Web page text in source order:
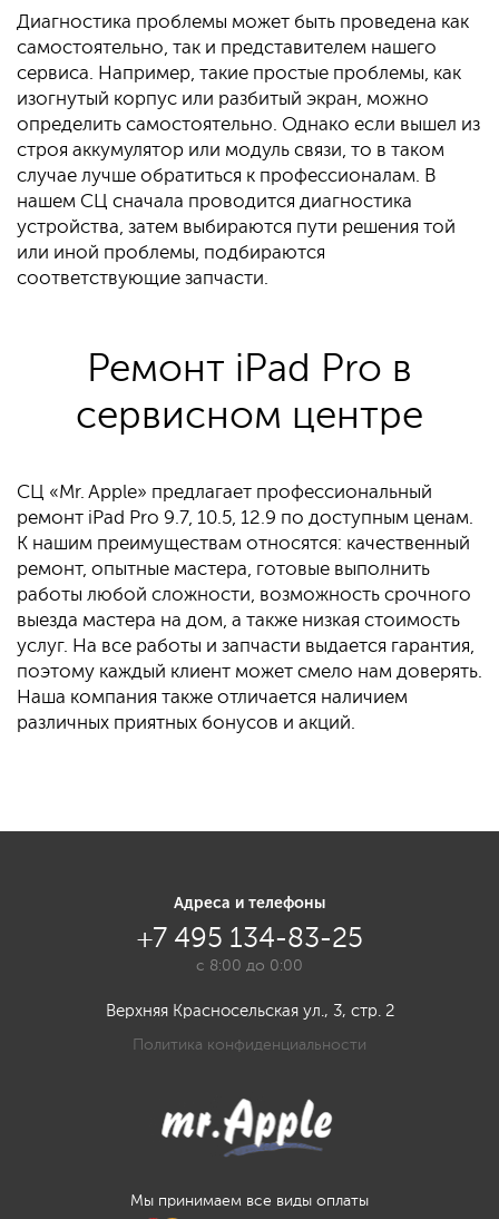
Диагностика проблемы может быть проведена как
самостоятельно, так и представителем нашего
сервиса. Например, такие простые проблемы, как
изогнутый корпус или разбитый экран, можно
определить самостоятельно. Однако если вышел из
строя аккумулятор или модуль связи, то в таком
случае лучше обратиться к профессионалам. В
нашем СЦ сначала проводится диагностика
устройства, затем выбираются пути решения той
или иной проблемы, подбираются
соответствующие запчасти.
Ремонт iPad Pro в
сервисном центре
СЦ «Mr. Apple» предлагает профессиональный
ремонт iPad Pro 9.7, 10.5, 12.9 по доступным ценам.
К нашим преимуществам относятся: качественный
ремонт, опытные мастера, готовые выполнить
работы любой сложности, возможность срочного
выезда мастера на дом, а также низкая стоимость
услуг. На все работы и запчасти выдается гарантия,
поэтому каждый клиент может смело нам доверять.
Наша компания также отличается наличием
различных приятных бонусов и акций.
Мы принимаем все виды оплаты
Адреса и телефоны
+7 495 134-83-25
с 8:00 до 0:00
Верхняя Красносельская ул., 3, стр. 2
Политика конфиденциальности